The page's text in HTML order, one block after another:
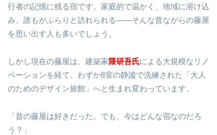
行者の記憶に残る宿です。家庭的で温かく、地域に溶け込
み、誰もがふらりと訪れられる――そんな昔ながらの藤屋
を思い出す人も多いでしょう。
しかし現在の藤屋は、建築家隈研吾氏による大規模なリノ
ベーションを経て、わずか8室の静謐で洗練された「大人
のためのデザイン旅館」へと生まれ変わっています。
「昔の藤屋は好きだった。でも、今はどんな宿なのだろ
う？」